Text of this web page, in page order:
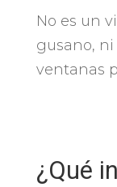
No es un
gusano,
ventanas
¿Qué